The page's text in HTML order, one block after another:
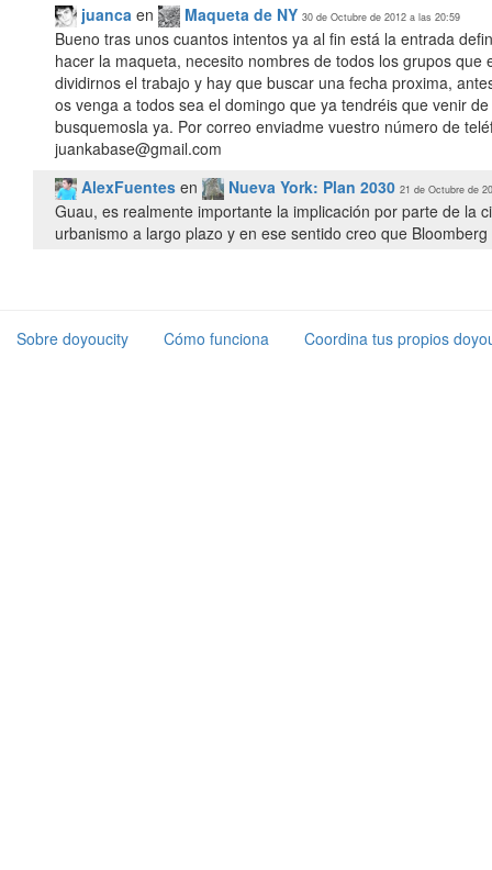
juanca en Maqueta de NY 30 de Octubre de 2012 a las 20:59
Bueno tras unos cuantos intentos ya al fin está la entrada
hacer la maqueta, necesito nombres de todos los grupos
dividirnos el trabajo y hay que buscar una fecha proxima,
os venga a todos sea el domingo que ya tendréis que venir
busquemosla ya. Por correo enviadme vuestro número de
juankabase@gmail.com
AlexFuentes en Nueva York: Plan 2030 21 de Octubre de
Guau, es realmente importante la implicación por parte de la
urbanismo a largo plazo y en ese sentido creo que
Sobre doyoucity Cómo funciona Coordina tus propios